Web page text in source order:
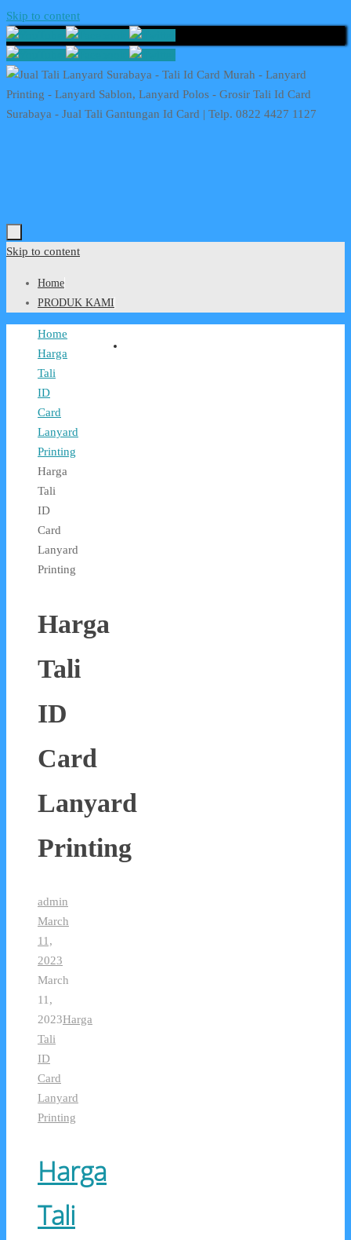
Skip to content
Skip to content
Home
PRODUK KAMI
Home
Harga
Tali
ID
Card
Lanyard
Printing
Harga
Tali
ID
Card
Lanyard
Printing
Harga
Tali
ID
Card
Lanyard
Printing
admin
March
11,
2023
March
11,
2023Harga
Tali
ID
Card
Lanyard
Printing
Harga
Tali